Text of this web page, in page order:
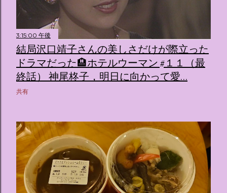
3:15:00 午後
結局沢口靖子さんの美しさだけが際立った
ドラマだった🏨ホテルウーマン #１１（最
終話） 神尾柊子，明日に向かって愛…
共有